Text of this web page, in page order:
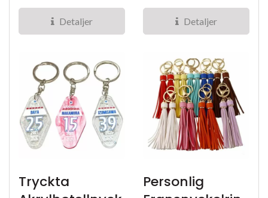
Detaljer
miljövänliga...Detaljer
Tryckta
Personlig